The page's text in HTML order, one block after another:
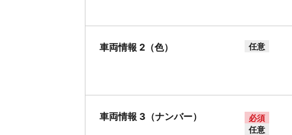
車両情報 2（色） 任意
車両情報 3（ナンバー）
必須
任意